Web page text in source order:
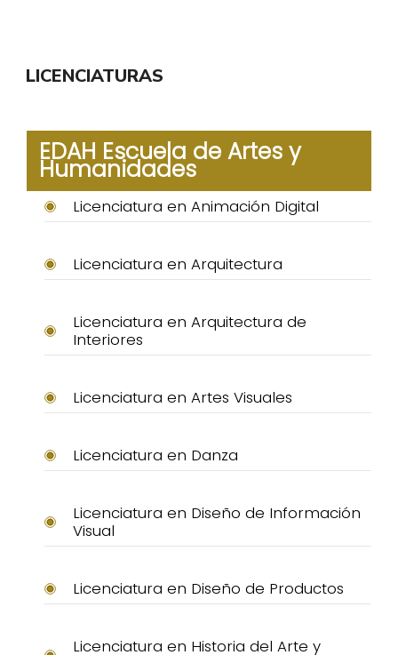
LICENCIATURAS
EDAH Escuela de Artes y
Humanidades
Licenciatura en Animación Digital
Licenciatura en Arquitectura
Licenciatura en Arquitectura de
Interiores
Licenciatura en Artes Visuales
Licenciatura en Danza
Licenciatura en Diseño de Información
Visual
Licenciatura en Diseño de Productos
Licenciatura en Historia del Arte y